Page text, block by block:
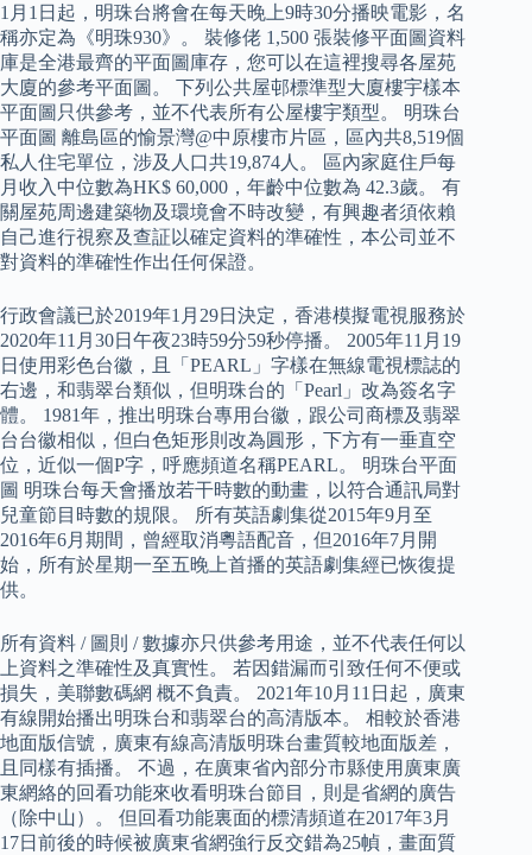
1月1日起，明珠台將會在每天晚上9時30分播映電影，名
稱亦定為《明珠930》。 裝修佬 1,500 張裝修平面圖資料
庫是全港最齊的平面圖庫存，您可以在這裡搜尋各屋苑
大廈的參考平面圖。 下列公共屋邨標準型大廈樓宇樣本
平面圖只供參考，並不代表所有公屋樓宇類型。 明珠台
平面圖 離島區的愉景灣@中原樓市片區，區內共8,519個
私人住宅單位，涉及人口共19,874人。 區內家庭住戶每
月收入中位數為HK$ 60,000，年齡中位數為 42.3歲。 有
關屋苑周邊建築物及環境會不時改變，有興趣者須依賴
自己進行視察及查証以確定資料的準確性，本公司並不
對資料的準確性作出任何保證。
行政會議已於2019年1月29日決定，香港模擬電視服務於
2020年11月30日午夜23時59分59秒停播。 2005年11月19
日使用彩色台徽，且「PEARL」字樣在無線電視標誌的
右邊，和翡翠台類似，但明珠台的「Pearl」改為簽名字
體。 1981年，推出明珠台專用台徽，跟公司商標及翡翠
台台徽相似，但白色矩形則改為圓形，下方有一垂直空
位，近似一個P字，呼應頻道名稱PEARL。 明珠台平面
圖 明珠台每天會播放若干時數的動畫，以符合通訊局對
兒童節目時數的規限。 所有英語劇集從2015年9月至
2016年6月期間，曾經取消粵語配音，但2016年7月開
始，所有於星期一至五晚上首播的英語劇集經已恢復提
供。
所有資料 / 圖則 / 數據亦只供參考用途，並不代表任何以
上資料之準確性及真實性。 若因錯漏而引致任何不便或
損失，美聯數碼網 概不負責。 2021年10月11日起，廣東
有線開始播出明珠台和翡翠台的高清版本。 相較於香港
地面版信號，廣東有線高清版明珠台畫質較地面版差，
且同樣有插播。 不過，在廣東省內部分市縣使用廣東廣
東網絡的回看功能來收看明珠台節目，則是省網的廣告
（除中山）。 但回看功能裏面的標清頻道在2017年3月
17日前後的時候被廣東省網強行反交錯為25幀，畫面質